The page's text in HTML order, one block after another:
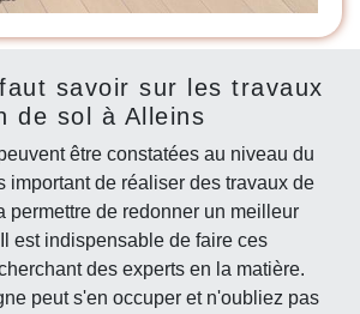
savoir sur les travaux
de sol à Alleins
être constatées au niveau du
important de réaliser des travaux de
permettre de redonner un meilleur
est indispensable de faire ces
des experts en la matière.
peut s'en occuper et n'oubliez pas